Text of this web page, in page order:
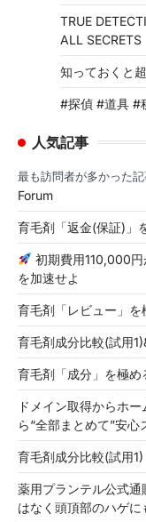
TRUE
ALL SECRETS
知っておくと
#探偵 #道具 #
人気記事
最も訪問者が多かった
Forum
育毛剤「返金(保証)」
初期費用110,000
を加速せよ
育毛剤「レビュー」を
育毛剤成分比較(試用
育毛剤「成分」を極め
ドメイン取得からホ
ら“全部まとめて”安心
育毛剤成分比較(試用1)
薬用プランテル公式
はなく頭頂部のハゲ